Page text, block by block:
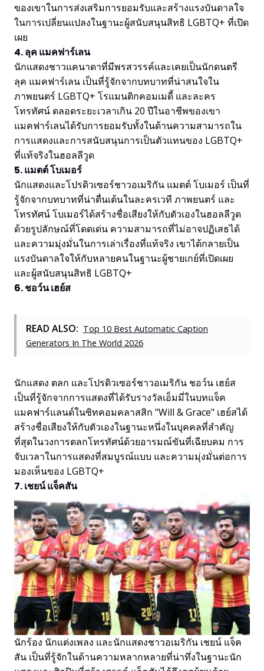
ของเขาในการส่งเสริมการยอมรับและสร้างแรงบันดาลใจ
ในการเปลี่ยนแปลงในฐานะผู้สนับสนุนสิทธิ LGBTQ+ ที่เปิด
เผย
4. ลุค แมคฟาร์เลน
นักแสดงชาวแคนาดาที่มีพรสวรรค์และเคยเป็นนักดนตรี
ลุค แมคฟาร์เลน เป็นที่รู้จักจากบทบาทที่น่าสนใจใน
ภาพยนตร์ LGBTQ+ โรแมนติกคอมเมดี้ และละคร
โทรทัศน์ ตลอดระยะเวลาเกิน 20 ปีในอาชีพของเขา
แมคฟาร์เลนได้รับการยอมรับทั้งในด้านความสามารถใน
การแสดงและการสนับสนุนการเป็นตัวแทนของ LGBTQ+
ที่แท้จริงในฮอลลีวูด
5. แมตต์ โบเมอร์
นักแสดงและโปรดิวเซอร์ชาวอเมริกัน แมตต์ โบเมอร์ เป็นที่
รู้จักจากบทบาทที่น่าตื่นเต้นในละครเวที ภาพยนตร์ และ
โทรทัศน์ โบเมอร์ได้สร้างชื่อเสียงให้กับตัวเองในฮอลลีวูด
ด้วยรูปลักษณ์ที่โดดเด่น ความสามารถที่ไม่อาจปฏิเสธได้
และความมุ่งมั่นในการเล่าเรื่องที่แท้จริง เขาได้กลายเป็น
แรงบันดาลใจให้กับหลายคนในฐานะผู้ชายเกย์ที่เปิดเผย
และผู้สนับสนุนสิทธิ LGBTQ+
6. ชอว์น เฮย์ส
READ ALSO: Top 10 Best Automatic Caption
Generators In The World 2026
นักแสดง ตลก และโปรดิวเซอร์ชาวอเมริกัน ชอว์น เฮย์ส
เป็นที่รู้จักจากการแสดงที่ได้รับรางวัลเอ็มมี่ในบทแจ็ค
แมคฟาร์แลนด์ในซิทคอมคลาสสิก "Will & Grace" เฮย์สได้
สร้างชื่อเสียงให้กับตัวเองในฐานะหนึ่งในบุคคลที่สำคัญ
ที่สุดในวงการตลกโทรทัศน์ด้วยอารมณ์ขันที่เฉียบคม การ
จับเวลาในการแสดงที่สมบูรณ์แบบ และความมุ่งมั่นต่อการ
มองเห็นของ LGBTQ+
7. เชยน์ แจ็คสัน
นักร้อง นักแต่งเพลง และนักแสดงชาวอเมริกัน เชยน์ แจ็ค
สัน เป็นที่รู้จักในด้านความหลากหลายที่น่าทึ่งในฐานะนัก